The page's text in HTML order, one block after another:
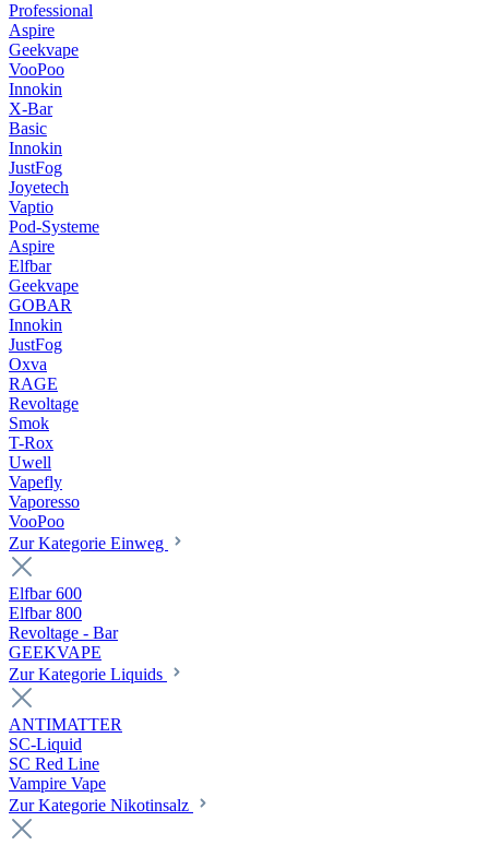
Professional
Aspire
Geekvape
VooPoo
Innokin
X-Bar
Basic
Innokin
JustFog
Joyetech
Vaptio
Pod-Systeme
Aspire
Elfbar
Geekvape
GOBAR
Innokin
JustFog
Oxva
RAGE
Revoltage
Smok
T-Rox
Uwell
Vapefly
Vaporesso
VooPoo
Zur Kategorie Einweg
Elfbar 600
Elfbar 800
Revoltage - Bar
GEEKVAPE
Zur Kategorie Liquids
ANTIMATTER
SC-Liquid
SC Red Line
Vampire Vape
Zur Kategorie Nikotinsalz